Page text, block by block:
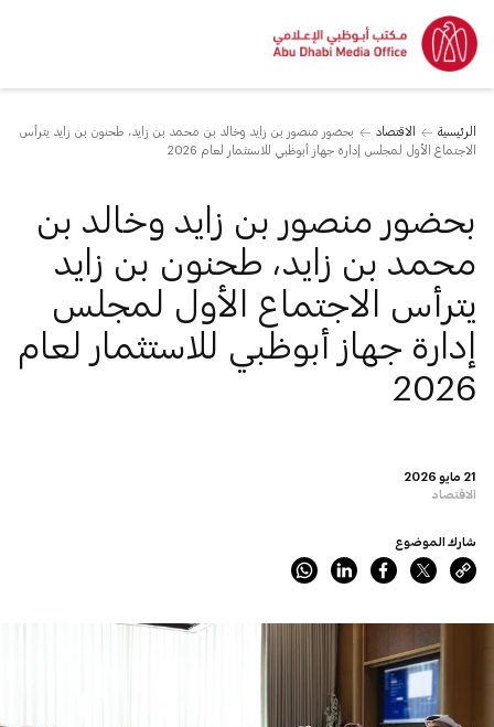
الرئيسية الاقتصاد
بحضور منصور بن زايد وخالد بن محمد بن زايد، طحنون بن زايد يترأس
الاجتماع الأول لمجلس إدارة جهاز أبوظبي للاستثمار لعام 2026
21 مايو 2026
الاقتصاد
بحضور منصور بن زايد وخالد بن
محمد بن زايد، طحنون بن زايد
يترأس الاجتماع الأول لمجلس
إدارة جهاز أبوظبي للاستثمار لعام
2026
شارك الموضوع